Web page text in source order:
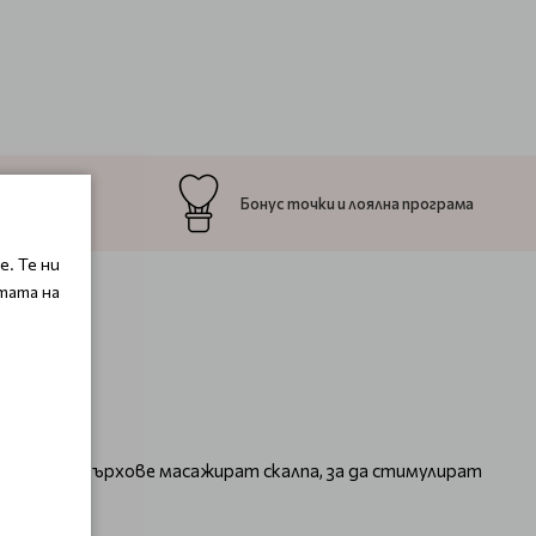
Бонус точки и лоялна програма
меките върхове масажират скалпа, за да стимулират
Те ни
на